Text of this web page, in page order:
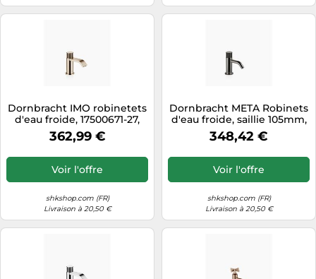
Dornbracht IMO robinetets
d'eau froide, 17500671-27,
Couleur: Light Gold brossé
362,99 €
Voir l'offre
shkshop.com (FR)
Livraison à 20,50 €
Dornbracht META Robinets
d'eau froide, saillie 105mm,
17500660-99, Couleur: foncé
Platine mat
348,42 €
Voir l'offre
shkshop.com (FR)
Livraison à 20,50 €